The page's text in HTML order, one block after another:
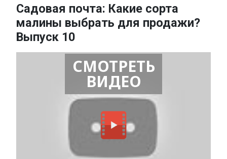
Садовая почта: Какие сорта
малины выбрать для продажи?
Выпуск 10
СМОТРЕТЬ
ВИДЕО